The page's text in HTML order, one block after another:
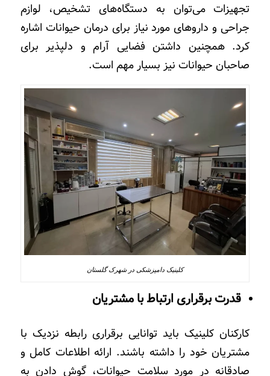
تجهیزات می‌توان به دستگاه‌های تشخیص، لوازم
جراحی و داروهای مورد نیاز برای درمان حیوانات اشاره
کرد. همچنین داشتن فضایی آرام و دلپذیر برای
صاحبان حیوانات نیز بسیار مهم است.
کلینیک دامپزشکی در شهرک گلستان
قدرت برقراری ارتباط با مشتریان
کارکنان کلینیک باید توانایی برقراری رابطه نزدیک با
مشتریان خود را داشته باشند. ارائه اطلاعات کامل و
صادقانه در مورد سلامت حیوانات، گوش دادن به